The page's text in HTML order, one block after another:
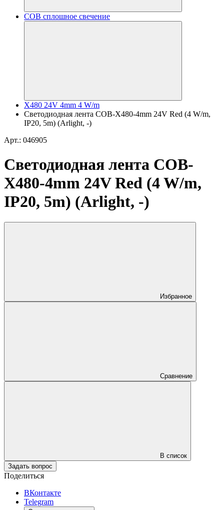
COB сплошное свечение
X480 24V 4mm 4 W/m
Светодиодная лента COB-X480-4mm 24V Red (4 W/m,
IP20, 5m) (Arlight, -)
Арт.: 046905
Светодиодная лента COB-
X480-4mm 24V Red (4 W/m,
IP20, 5m) (Arlight, -)
Избранное
Сравнение
В список
Задать вопрос
Поделиться
ВКонтакте
Telegram